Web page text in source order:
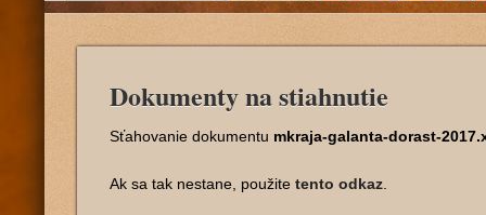
Dokumenty na stiahnutie
Sťahovanie dokumentu mkraja-galanta-dorast-
Ak sa tak nestane, použite tento odkaz